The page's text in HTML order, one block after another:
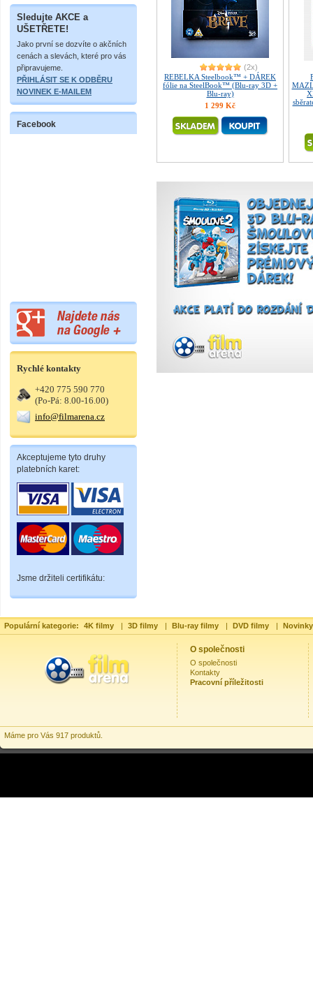
Sledujte AKCE a
UŠETŘETE!
Jako první se dozvíte o akčních
cenách a slevách, které pro vás
připravujeme.
PŘIHLÁSIT SE K ODBĚRU
NOVINEK E-MAILEM
Facebook
Rychlé kontakty
+420 775 590 770
(Po-Pá: 8.00-16.00)
info@filmarena.cz
Akceptujeme tyto druhy
platebních karet:
Jsme držiteli certifikátu:
(2x)
REBELKA Steelbook™ + DÁREK
fólie na SteelBook™ (Blu-ray 3D +
Blu-ray)
1 299 Kč
Populární kategorie: 4K filmy | 3D filmy | Blu-ray filmy | DVD filmy |
O společnosti
O společnosti
Kontakty
Pracovní příležitosti
Máme pro Vás 917 produktů.